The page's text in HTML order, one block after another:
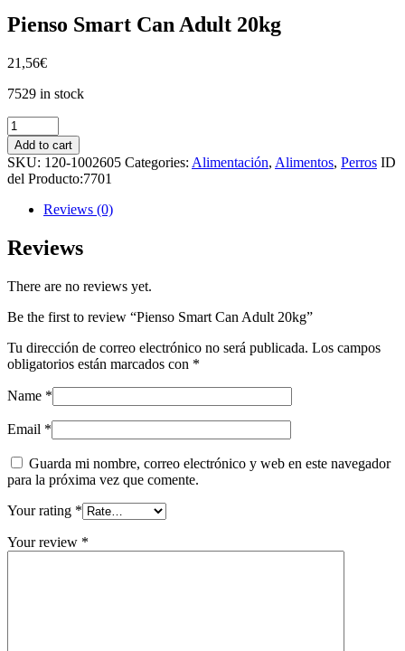
Pienso Smart Can Adult 20kg
21,56€
7529 in stock
Pienso
Smart
Can
Adult
20kg
quantity
Add to cart
SKU: 120-1002605 Categories: Alimentación, Alimentos, Perros ID
del Producto:7701
Reviews (0)
Reviews
There are no reviews yet.
Be the first to review “Pienso Smart Can Adult 20kg”
Tu dirección de correo electrónico no será publicada. Los campos
obligatorios están marcados con *
Name *
Email *
Guarda mi nombre, correo electrónico y web en este navegador
para la próxima vez que comente.
Your rating *
Your review *